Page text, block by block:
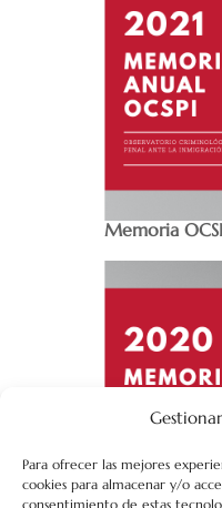
Para ofrecer las mejores
cookies para almacenar y/o
consentimiento de estas
Memoria